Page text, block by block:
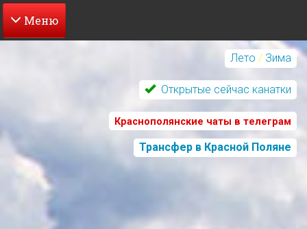
Перейти
Лето / Зима
Открытые сейчас канатки
Краснополянские чаты в телеграм
Трансфер в Красной Поляне